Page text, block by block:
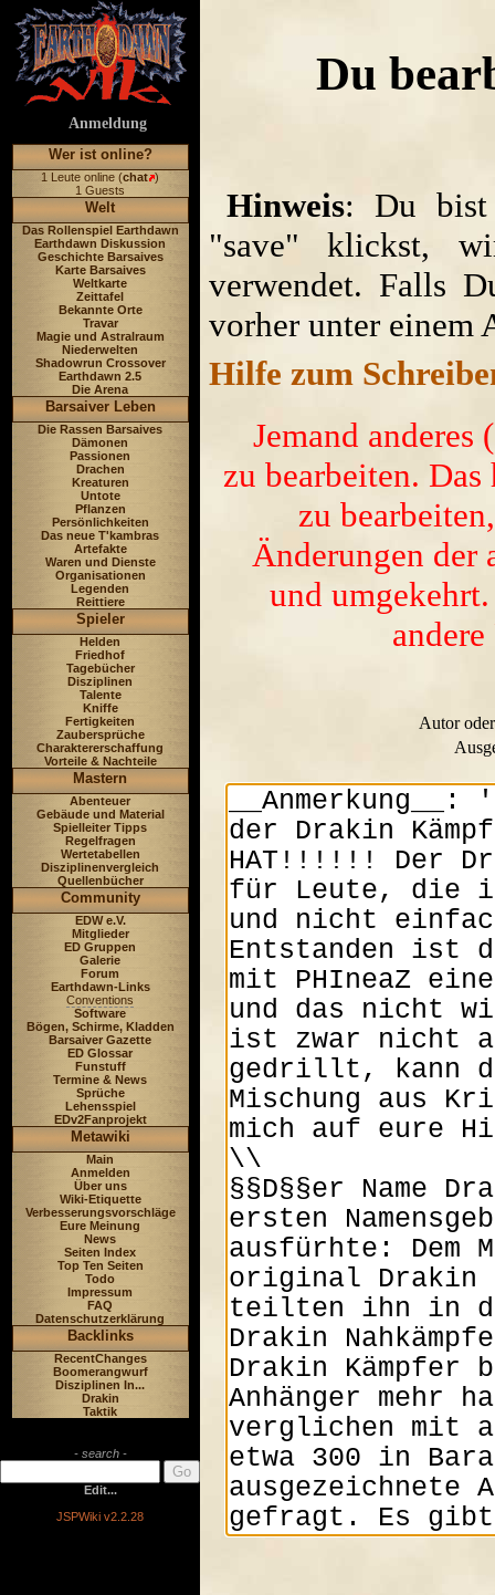
Anmeldung
Wer ist online?
1 Leute online (chat )
1 Guests
Welt
Das Rollenspiel Earthdawn
Earthdawn Diskussion
Geschichte Barsaives
Karte Barsaives
Weltkarte
Zeittafel
Bekannte Orte
Travar
Magie und Astralraum
Niederwelten
Shadowrun Crossover
Earthdawn 2.5
Die Arena
Barsaiver Leben
Die Rassen Barsaives
Dämonen
Passionen
Drachen
Kreaturen
Untote
Pflanzen
Persönlichkeiten
Das neue T'kambras
Artefakte
Waren und Dienste
Organisationen
Legenden
Reittiere
Spieler
Helden
Friedhof
Tagebücher
Disziplinen
Talente
Kniffe
Fertigkeiten
Zaubersprüche
Charaktererschaffung
Vorteile & Nachteile
Mastern
Abenteuer
Gebäude und Material
Spielleiter Tipps
Regelfragen
Wertetabellen
Disziplinenvergleich
Quellenbücher
Community
EDW e.V.
Mitglieder
ED Gruppen
Galerie
Forum
Earthdawn-Links
Conventions
Software
Bögen, Schirme, Kladden
Barsaiver Gazette
ED Glossar
Funstuff
Termine & News
Sprüche
Lehensspiel
EDv2Fanprojekt
Metawiki
Main
Anmelden
Über uns
Wiki-Etiquette
Verbesserungsvorschläge
Eure Meinung
News
Seiten Index
Top Ten Seiten
Todo
Impressum
FAQ
Datenschutzerklärung
Backlinks
RecentChanges
Boomerangwurf
Disziplinen In...
Drakin
Taktik
- search -
Edit...
JSPWiki v2.2.28
Du
Hinweis: Du bist
"save" klickst,
verwendet. Falls
vorher unter einem
Hilfe zum
Jemand anderes
zu bearbeiten.
zu
Änderungen der
und
Autor